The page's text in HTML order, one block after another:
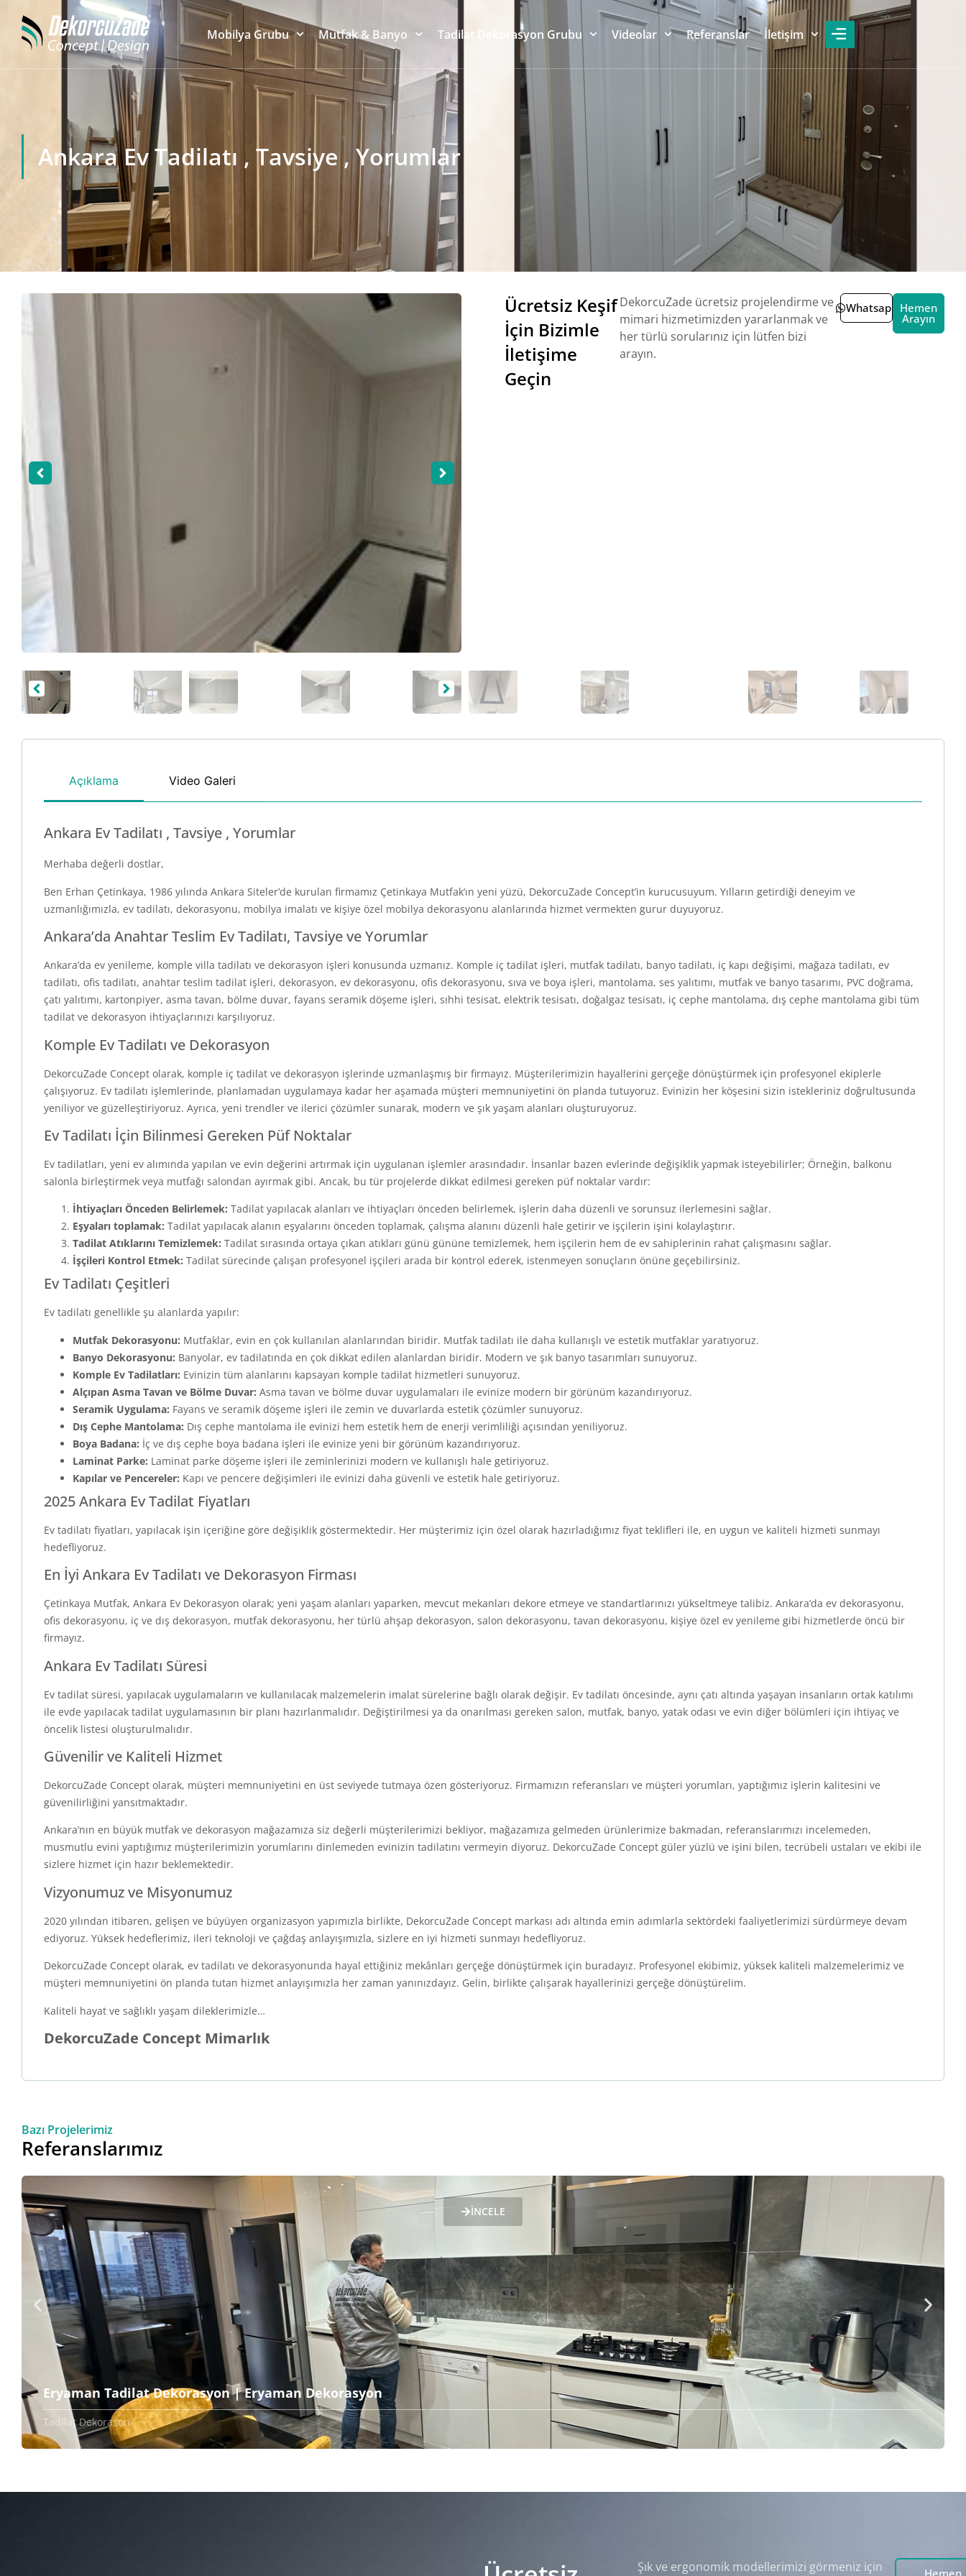
Mobilya Grubu Mutfak & Banyo Tadilat Dekorasyon Grubu Videolar Referanslar İletişim
Ankara Ev Tadilatı , Tavsiye , Yorumlar
Ücretsiz Keşif
İçin Bizimle
İletişime
Geçin
DekorcuZade ücretsiz projelendirme ve
mimari hizmetimizden yararlanmak ve
her türlü sorularınız için lütfen bizi
arayın.
Whatsapp Hemen
Arayın
Açıklama Video Galeri
Ankara Ev Tadilatı , Tavsiye , Yorumlar
Merhaba değerli dostlar,
Ben Erhan Çetinkaya, 1986 yılında Ankara Siteler’de kurulan firmamız Çetinkaya Mutfak’ın yeni yüzü, DekorcuZade Concept’in kurucusuyum. Yılların getirdiği deneyim ve
uzmanlığımızla, ev tadilatı, dekorasyonu, mobilya imalatı ve kişiye özel mobilya dekorasyonu alanlarında hizmet vermekten gurur duyuyoruz.
Ankara’da Anahtar Teslim Ev Tadilatı, Tavsiye ve Yorumlar
Ankara’da ev yenileme, komple villa tadilatı ve dekorasyon işleri konusunda uzmanız. Komple iç tadilat işleri, mutfak tadilatı, banyo tadilatı, iç kapı değişimi, mağaza tadilatı, ev
tadilatı, ofis tadilatı, anahtar teslim tadilat işleri, dekorasyon, ev dekorasyonu, ofis dekorasyonu, sıva ve boya işleri, mantolama, ses yalıtımı, mutfak ve banyo tasarımı, PVC doğrama,
çatı yalıtımı, kartonpiyer, asma tavan, bölme duvar, fayans seramik döşeme işleri, sıhhi tesisat, elektrik tesisatı, doğalgaz tesisatı, iç cephe mantolama, dış cephe mantolama gibi tüm
tadilat ve dekorasyon ihtiyaçlarınızı karşılıyoruz.
Komple Ev Tadilatı ve Dekorasyon
DekorcuZade Concept olarak, komple iç tadilat ve dekorasyon işlerinde uzmanlaşmış bir firmayız. Müşterilerimizin hayallerini gerçeğe dönüştürmek için profesyonel ekiplerle
çalışıyoruz. Ev tadilatı işlemlerinde, planlamadan uygulamaya kadar her aşamada müşteri memnuniyetini ön planda tutuyoruz. Evinizin her köşesini sizin istekleriniz doğrultusunda
yeniliyor ve güzelleştiriyoruz. Ayrıca, yeni trendler ve ilerici çözümler sunarak, modern ve şık yaşam alanları oluşturuyoruz.
Ev Tadilatı İçin Bilinmesi Gereken Püf Noktalar
Ev tadilatları, yeni ev alımında yapılan ve evin değerini artırmak için uygulanan işlemler arasındadır. İnsanlar bazen evlerinde değişiklik yapmak isteyebilirler; Örneğin, balkonu
salonla birleştirmek veya mutfağı salondan ayırmak gibi. Ancak, bu tür projelerde dikkat edilmesi gereken püf noktalar vardır:
İhtiyaçları Önceden Belirlemek: Tadilat yapılacak alanları ve ihtiyaçları önceden belirlemek, işlerin daha düzenli ve sorunsuz ilerlemesini sağlar.
Eşyaları toplamak: Tadilat yapılacak alanın eşyalarını önceden toplamak, çalışma alanını düzenli hale getirir ve işçilerin işini kolaylaştırır.
Tadilat Atıklarını Temizlemek: Tadilat sırasında ortaya çıkan atıkları günü gününe temizlemek, hem işçilerin hem de ev sahiplerinin rahat çalışmasını sağlar.
İşçileri Kontrol Etmek: Tadilat sürecinde çalışan profesyonel işçileri arada bir kontrol ederek, istenmeyen sonuçların önüne geçebilirsiniz.
Ev Tadilatı Çeşitleri
Ev tadilatı genellikle şu alanlarda yapılır:
Mutfak Dekorasyonu: Mutfaklar, evin en çok kullanılan alanlarından biridir. Mutfak tadilatı ile daha kullanışlı ve estetik mutfaklar yaratıyoruz.
Banyo Dekorasyonu: Banyolar, ev tadilatında en çok dikkat edilen alanlardan biridir. Modern ve şık banyo tasarımları sunuyoruz.
Komple Ev Tadilatları: Evinizin tüm alanlarını kapsayan komple tadilat hizmetleri sunuyoruz.
Alçıpan Asma Tavan ve Bölme Duvar: Asma tavan ve bölme duvar uygulamaları ile evinize modern bir görünüm kazandırıyoruz.
Seramik Uygulama: Fayans ve seramik döşeme işleri ile zemin ve duvarlarda estetik çözümler sunuyoruz.
Dış Cephe Mantolama: Dış cephe mantolama ile evinizi hem estetik hem de enerji verimliliği açısından yeniliyoruz.
Boya Badana: İç ve dış cephe boya badana işleri ile evinize yeni bir görünüm kazandırıyoruz.
Laminat Parke: Laminat parke döşeme işleri ile zeminlerinizi modern ve kullanışlı hale getiriyoruz.
Kapılar ve Pencereler: Kapı ve pencere değişimleri ile evinizi daha güvenli ve estetik hale getiriyoruz.
2025 Ankara Ev Tadilat Fiyatları
Ev tadilatı fiyatları, yapılacak işin içeriğine göre değişiklik göstermektedir. Her müşterimiz için özel olarak hazırladığımız fiyat teklifleri ile, en uygun ve kaliteli hizmeti sunmayı
hedefliyoruz.
En İyi Ankara Ev Tadilatı ve Dekorasyon Firması
Çetinkaya Mutfak, Ankara Ev Dekorasyon olarak; yeni yaşam alanları yaparken, mevcut mekanları dekore etmeye ve standartlarınızı yükseltmeye talibiz. Ankara’da ev dekorasyonu,
ofis dekorasyonu, iç ve dış dekorasyon, mutfak dekorasyonu, her türlü ahşap dekorasyon, salon dekorasyonu, tavan dekorasyonu, kişiye özel ev yenileme gibi hizmetlerde öncü bir
firmayız.
Ankara Ev Tadilatı Süresi
Ev tadilat süresi, yapılacak uygulamaların ve kullanılacak malzemelerin imalat sürelerine bağlı olarak değişir. Ev tadilatı öncesinde, aynı çatı altında yaşayan insanların ortak katılımı
ile evde yapılacak tadilat uygulamasının bir planı hazırlanmalıdır. Değiştirilmesi ya da onarılması gereken salon, mutfak, banyo, yatak odası ve evin diğer bölümleri için ihtiyaç ve
öncelik listesi oluşturulmalıdır.
Güvenilir ve Kaliteli Hizmet
DekorcuZade Concept olarak, müşteri memnuniyetini en üst seviyede tutmaya özen gösteriyoruz. Firmamızın referansları ve müşteri yorumları, yaptığımız işlerin kalitesini ve
güvenilirliğini yansıtmaktadır.
Ankara’nın en büyük mutfak ve dekorasyon mağazamıza siz değerli müşterilerimizi bekliyor, mağazamıza gelmeden ürünlerimize bakmadan, referanslarımızı incelemeden,
musmutlu evini yaptığımız müşterilerimizin yorumlarını dinlemeden evinizin tadilatını vermeyin diyoruz. DekorcuZade Concept güler yüzlü ve işini bilen, tecrübeli ustaları ve ekibi ile
sizlere hizmet için hazır beklemektedir.
Vizyonumuz ve Misyonumuz
2020 yılından itibaren, gelişen ve büyüyen organizasyon yapımızla birlikte, DekorcuZade Concept markası adı altında emin adımlarla sektördeki faaliyetlerimizi sürdürmeye devam
ediyoruz. Yüksek hedeflerimiz, ileri teknoloji ve çağdaş anlayışımızla, sizlere en iyi hizmeti sunmayı hedefliyoruz.
DekorcuZade Concept olarak, ev tadilatı ve dekorasyonunda hayal ettiğiniz mekânları gerçeğe dönüştürmek için buradayız. Profesyonel ekibimiz, yüksek kaliteli malzemelerimiz ve
müşteri memnuniyetini ön planda tutan hizmet anlayışımızla her zaman yanınızdayız. Gelin, birlikte çalışarak hayallerinizi gerçeğe dönüştürelim.
Kaliteli hayat ve sağlıklı yaşam dileklerimizle…
DekorcuZade Concept Mimarlık
Bazı Projelerimiz
Referanslarımız
İNCELE
Eryaman Tadilat Dekorasyon | Eryaman Dekorasyon
Tadilat Dekorason
Şık ve ergonomik modellerimizi görmeniz için
Hemen